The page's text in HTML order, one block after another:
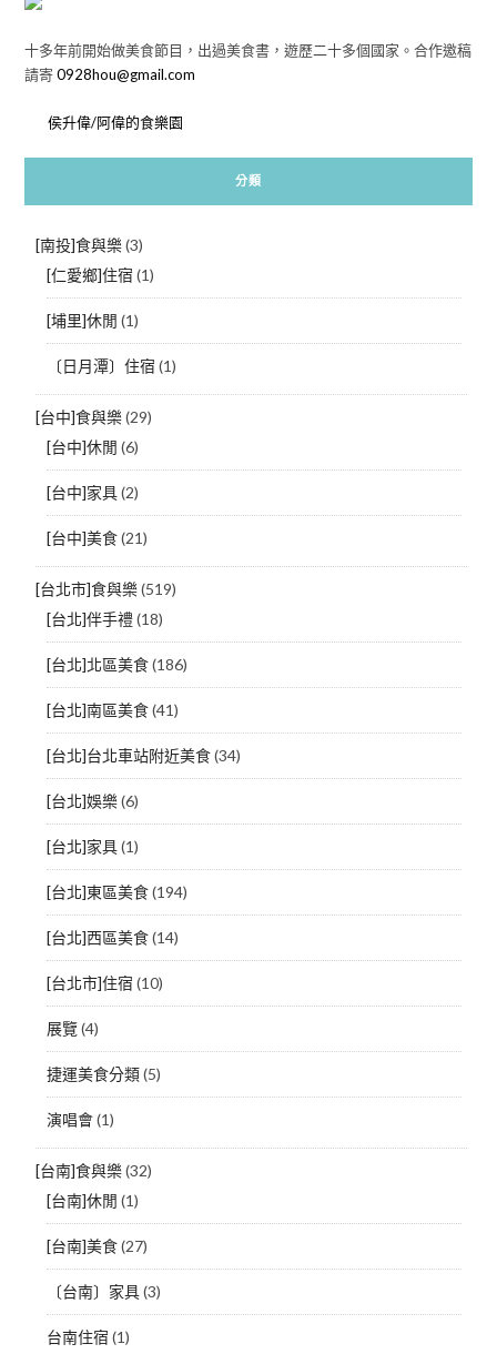
十多年前開始做美食節目，出過美食書，遊歷二十多個國家。合作邀稿
請寄0928hou@gmail.com
侯升偉/阿偉的食樂園
分類
[南投]食與樂(3)
[仁愛鄉]住宿 (1)
[埔里]休閒 (1)
〔日月潭〕住宿 (1)
[台中]食與樂(29)
[台中]休閒 (6)
[台中]家具(2)
[台中]美食(21)
[台北市]食與樂(519)
[台北]伴手禮(18)
[台北]北區美食(186)
[台北]南區美食(41)
[台北]台北車站附近美食(34)
[台北]娛樂(6)
[台北]家具(1)
[台北]東區美食(194)
[台北]西區美食(14)
[台北市]住宿 (10)
展覽(4)
捷運美食分類(5)
演唱會(1)
[台南]食與樂(32)
[台南]休閒 (1)
[台南]美食(27)
〔台南〕家具(3)
台南住宿 (1)